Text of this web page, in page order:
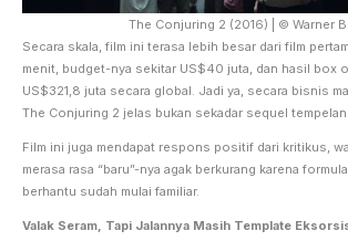
The Conjuring 2 (2016) | © Warner
Secara skala, film ini terasa lebih besar dari film
menit, budget-nya sekitar US$40 juta, dan hasil box
US$321,8 juta secara global. Jadi ya, secara bisnis
The Conjuring 2 jelas bukan sekadar sequel tempelan.
Film ini juga mendapat respons positif dari kritikus,
merasa rasa “baru”-nya agak berkurang karena
berhantu sudah mulai familiar.
Valak Seram, Tapi Jalannya Masih Template